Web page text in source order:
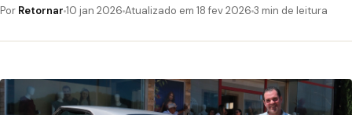
Por Retornar 10 jan 2026 Atualizado em 18 fev 2026 3 min de leitura